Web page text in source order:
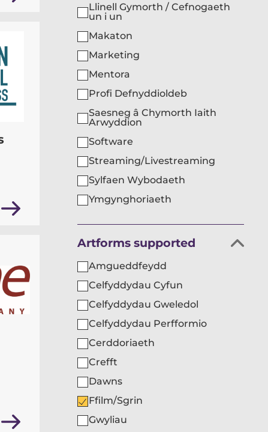
Llinell Gymorth / Cefnogaeth
un i un
Makaton
Marketing
Mentora
Profi Defnyddioldeb
Saesneg â Chymorth Iaith
Arwyddion
Software
Streaming/Livestreaming
Sylfaen Wybodaeth
Ymgynghoriaeth
Hidlo
sefydliadau
yn
ôl
Artforms supported
Amgueddfeydd
Celfyddydau Cyfun
Celfyddydau Gweledol
Celfyddydau Perfformio
Cerddoriaeth
Crefft
Dawns
Ffilm/Sgrin
Gwyliau